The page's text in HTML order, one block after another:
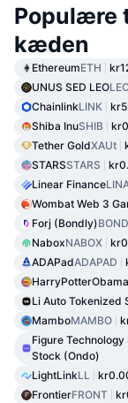
Populære
kæden
EthereumETH
UNUS SED LEO
ChainlinkLINK
Shiba InuSHIB
Tether GoldXAUt
STARSSTARS
Linear Finance
Wombat Web 3
Forj (Bondly)
NaboxNABOX
ADAPadADAPAD
Li Auto Tokenized
MamboMAMBO
Figure
Stock (Ondo)
LightLinkLL
FrontierFRONT